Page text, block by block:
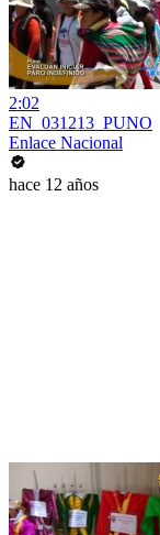
2:02
EN_031213_PUNO
Enlace Nacional
hace 12 años